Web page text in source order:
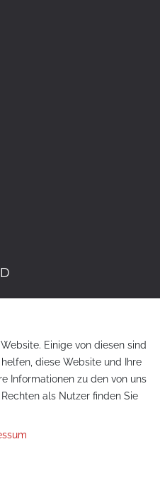
Einige von diesen sind
diese Website und Ihre
Informationen zu den von uns
als Nutzer finden Sie